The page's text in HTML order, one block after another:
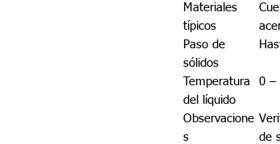
Materiales
típicos
Paso de
sólidos
Temperatura
del líquido
0 –
Observacione
s
de